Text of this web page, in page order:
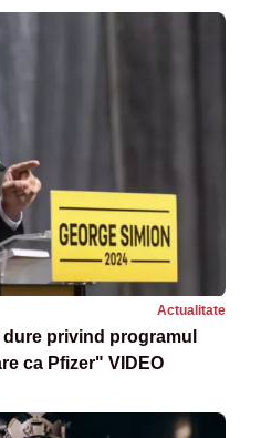
Actualitate
privind programul
ca Pfizer" VIDEO